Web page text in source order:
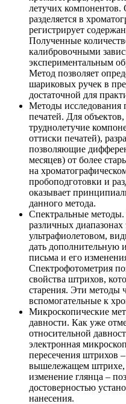
летучих компонентов.
разделяется в
регистрирует
Полученные
калибровочными
экспериментальным
Метод позволяет
шариковых ручек в
достаточной для
Методы исследования
печатей. Для
труднолетучие
оттиски печатей),
позволяющие
месяцев) от более
на
пробоподготовки и
оказывает
данного метода.
Спектральные
различных диапазонах
ультрафиолетовом,
дать дополнительную
письма и его
Спектрофотометрия
свойства штрихов,
старения. Эти методы
вспомогательные к
Микроскопические
давности. Как уже
относительной
электронная
пересечения штрихов
вышележащем штрихе,
изменение глянца –
достоверностью
нанесения.